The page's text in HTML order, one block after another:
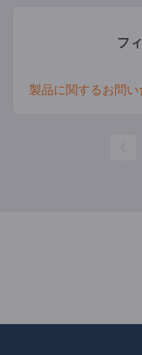
フ
製品に関するお問